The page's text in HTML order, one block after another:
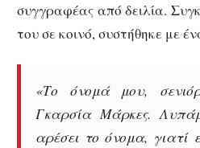
συγγραφέας από δειλία.
του σε κοινό, συστήθηκε με
«Το όνομά μου,
Γκαρσία Μάρκες.
αρέσει το όνομα, γιατί